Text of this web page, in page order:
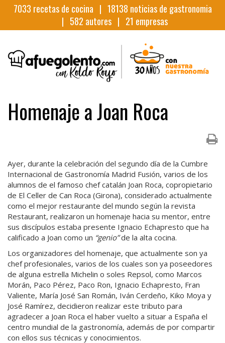
7033 recetas de cocina | 18138 noticias de gastronomia
| 582 autores | 21 empresas
Homenaje a Joan Roca
Ayer, durante la celebración del segundo día de la Cumbre
Internacional de Gastronomía Madrid Fusión, varios de los
alumnos de el famoso chef catalán Joan Roca, copropietario
de El Celler de Can Roca (Girona), considerado actualmente
como el mejor restaurante del mundo según la revista
Restaurant, realizaron un homenaje hacia su mentor, entre
sus discípulos estaba presente Ignacio Echapresto que ha
calificado a Joan como un “genio”de la alta cocina.
Los organizadores del homenaje, que actualmente son ya
chef profesionales, varios de los cuales son ya poseedores
de alguna estrella Michelin o soles Repsol, como Marcos
Morán, Paco Pérez, Paco Ron, Ignacio Echapresto, Fran
Valiente, María José San Román, Iván Cerdeño, Kiko Moya y
José Ramírez, decidieron realizar este tributo para
agradecer a Joan Roca el haber vuelto a situar a España el
centro mundial de la gastronomía, además de por compartir
con ellos sus técnicas y conocimientos.